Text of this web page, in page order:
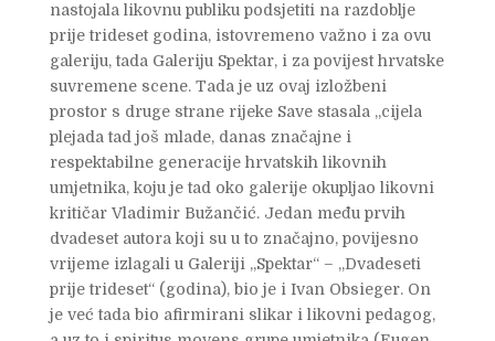
nastojala likovnu publiku podsjetiti na razdoblje
prije trideset godina, istovremeno važno i za ovu
galeriju, tada Galeriju Spektar, i za povijest hrvatske
suvremene scene. Tada je uz ovaj izložbeni
prostor s druge strane rijeke Save stasala „cijela
plejada tad još mlade, danas značajne i
respektabilne generacije hrvatskih likovnih
umjetnika, koju je tad oko galerije okupljao likovni
kritičar Vladimir Bužančić. Jedan među prvih
dvadeset autora koji su u to značajno, povijesno
vrijeme izlagali u Galeriji „Spektar“ – „Dvadeseti
prije trideset“ (godina), bio je i Ivan Obsieger. On
je već tada bio afirmirani slikar i likovni pedagog,